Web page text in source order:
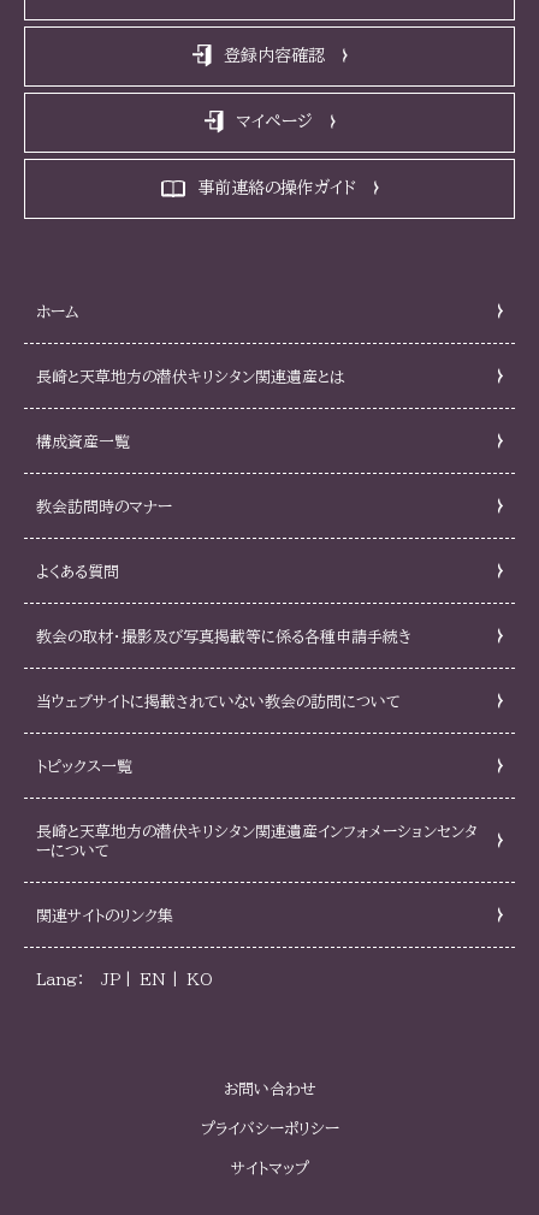
登録内容確認
マイページ
事前連絡の操作ガイド
ホーム
長崎と天草地方の潜伏キリシタン関連遺産とは
構成資産一覧
教会訪問時のマナー
よくある質問
教会の取材・撮影及び写真掲載等に係る各種申請手続き
当ウェブサイトに掲載されていない教会の訪問について
トピックス一覧
長崎と天草地方の潜伏キリシタン関連遺産インフォメーションセンタ
ーについて
関連サイトのリンク集
Lang： JP EN KO
お問い合わせ
プライバシーポリシー
サイトマップ